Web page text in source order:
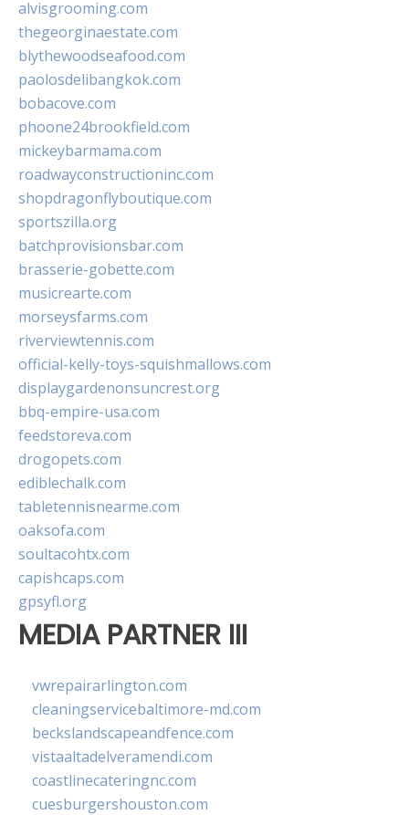
alvisgrooming.com
thegeorginaestate.com
blythewoodseafood.com
paolosdelibangkok.com
bobacove.com
phoone24brookfield.com
mickeybarmama.com
roadwayconstructioninc.com
shopdragonflyboutique.com
sportszilla.org
batchprovisionsbar.com
brasserie-gobette.com
musicrearte.com
morseysfarms.com
riverviewtennis.com
official-kelly-toys-squishmallows.com
displaygardenonsuncrest.org
bbq-empire-usa.com
feedstoreva.com
drogopets.com
ediblechalk.com
tabletennisnearme.com
oaksofa.com
soultacohtx.com
capishcaps.com
gpsyfl.org
MEDIA PARTNER III
vwrepairarlington.com
cleaningservicebaltimore-md.com
beckslandscapeandfence.com
vistaaltadelveramendi.com
coastlinecateringnc.com
cuesburgershouston.com